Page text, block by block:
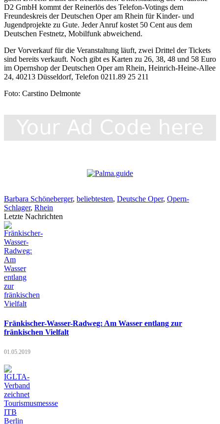
D2 GmbH kommt der Reinerlös des Telefon-Votings dem
Freundeskreis der Deutschen Oper am Rhein für Kinder- und
Jugendprojekte zu Gute. Jeder Anruf kostet 50 Cent aus dem
Deutschen Festnetz, Mobilfunk abweichend.
Der Vorverkauf für die Veranstaltung läuft, zwei Drittel der Tickets
sind bereits verkauft. Noch gibt es Karten zu 26, 38, 48 und 58 Euro
im Opernshop der Deutschen Oper am Rhein, Heinrich-Heine-Allee
24, 40213 Düsseldorf, Telefon 0211.89 25 211
Foto: Carstino Delmonte
Barbara Schöneberger, beliebtesten, Deutsche Oper, Opern-
Schlager, Rhein
Letzte Nachrichten
Fränkischer-Wasser-Radweg: Am Wasser entlang zur
fränkischen Vielfalt
01.05.2019